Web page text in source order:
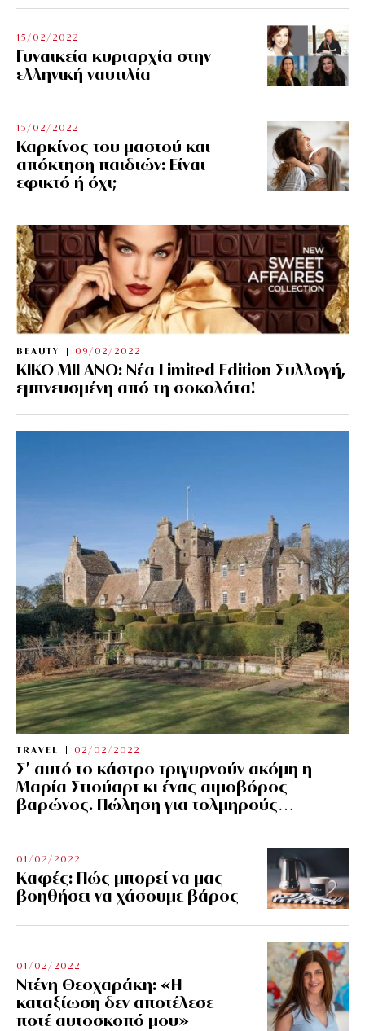
15/02/2022
Γυναικεία κυριαρχία στην
ελληνική ναυτιλία
15/02/2022
Καρκίνος του μαστού και
απόκτηση παιδιών: Είναι
εφικτό ή όχι;
BEAUTY 09/02/2022
KIKO MILANO: Νέα Limited Edition Συλλογή,
εμπνευσμένη από τη σοκολάτα!
TRAVEL 02/02/2022
Σ’ αυτό το κάστρο τριγυρνούν ακόμη η
Μαρία Στιούαρτ κι ένας αιμοβόρος
βαρώνος. Πώληση για τολμηρούς…
01/02/2022
Kαφές: Πώς μπορεί να μας
βοηθήσει να χάσουμε βάρος
01/02/2022
Ντένη Θεοχαράκη: «Η
καταξίωση δεν αποτέλεσε
ποτέ αυτοσκοπό μου»